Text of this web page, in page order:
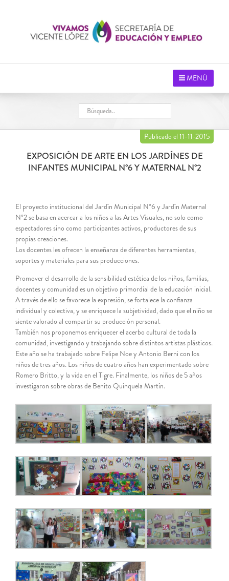
MENÚ
Publicado el 11-11-2015
EXPOSICIÓN DE ARTE EN LOS JARDÍNES DE
INFANTES MUNICIPAL N°6 Y MATERNAL N°2
El proyecto institucional del Jardín Municipal N°6 y Jardín Maternal
N°2 se basa en acercar a los niños a las Artes Visuales, no solo como
espectadores sino como participantes activos, productores de sus
propias creaciones.
Los docentes les ofrecen la enseñanza de diferentes herramientas,
soportes y materiales para sus producciones.
Promover el desarrollo de la sensibilidad estética de los niños, familias,
docentes y comunidad es un objetivo primordial de la educación inicial.
A través de ello se favorece la expresión, se fortalece la confianza
individual y colectiva, y se enriquece la subjetividad, dado que el niño se
siente valorado al compartir su producción personal.
También nos proponemos enriquecer el acerbo cultural de toda la
comunidad, investigando y trabajando sobre distintos artistas plásticos.
Este año se ha trabajado sobre Felipe Noe y Antonio Berni con los
niños de tres años. Los niños de cuatro años han experimentado sobre
Romero Britto, y la vida en el Tigre. Finalmente, los niños de 5 años
investigaron sobre obras de Benito Quinquela Martín.